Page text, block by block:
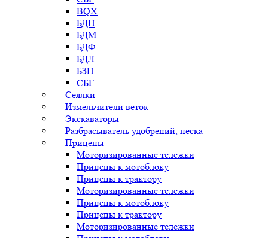
BQX
БДН
БДМ
БДФ
БДЛ
БЗН
СБГ
- Сеялки
- Измельчители веток
- Экскаваторы
- Разбрасыватель удобрений, песка
- Прицепы
Моторизированные тележки
Прицепы к мотоблоку
Прицепы к трактору
Моторизированные тележки
Прицепы к мотоблоку
Прицепы к трактору
Моторизированные тележки